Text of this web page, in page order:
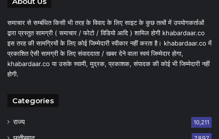
समाचार से सम्बंधित किसी भी तरह के विवाद के लिए साइट के कुछ तत्वों में उपयोगकर्ताओं
द्वारा प्रस्तुत सामग्री ( समाचार / फोटो / विडियो आदि ) शामिल होगी khabardaar.co
इस तरह की सामग्रियों के लिए कोई जिम्मेदारी स्वीकार नहीं करता है। khabardaar.co में
प्रकाशित ऐसी सामग्री के लिए संवाददाता / खबर देने वाला स्वयं जिम्मेदार होगा,
khabardaar.co या उसके स्वामी, मुद्रक, प्रकाशक, संपादक की कोई भी जिम्मेदारी नहीं
होगी.
Categories
राज्य 10,211